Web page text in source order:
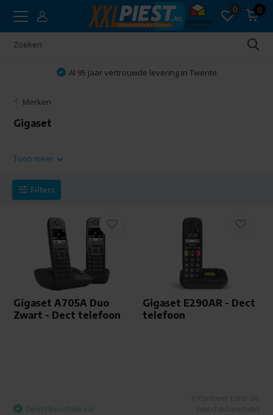
0 0
Al 95 jaar vertrouwde levering in Twente
Merken
Gigaset
Toon meer
Filters
Gigaset A705A Duo
Zwart - Dect telefoon
Direct beschikbaar
Gigaset E290AR - Dect
telefoon